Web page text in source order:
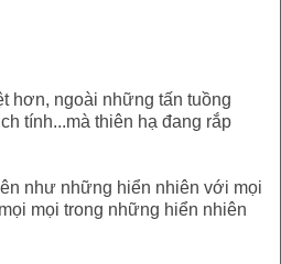
hơn, ngoài những tấn tuồng
tính...mà thiên hạ đang rắp
như những hiển nhiên với mọi
mọi trong những hiển nhiên